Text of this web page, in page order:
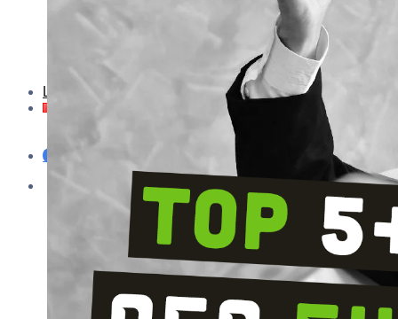
Nghiên cứu từ khóa
Hướng dẫn cách làm SEO
Series Tự Học Semantic SEO
Liên Hệ
Support Now